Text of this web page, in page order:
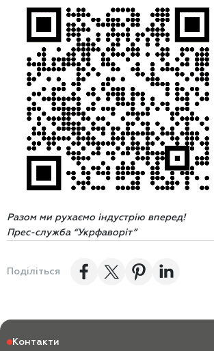
Разом ми рухаємо індустрію вперед!
Прес-служба “Укрфаворіт”
Поділіться
Контакти